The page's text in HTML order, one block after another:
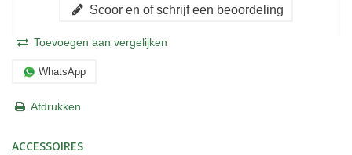
Scoor en of schrijf een beoordeling
Toevoegen aan vergelijken
WhatsApp
Afdrukken
ACCESSOIRES